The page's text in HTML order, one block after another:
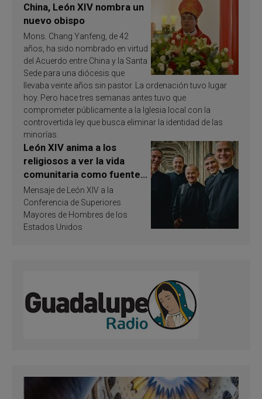
China, León XIV nombra un
nuevo obispo
Mons. Chang Yanfeng, de 42
años, ha sido nombrado en virtud
del Acuerdo entre China y la Santa
Sede para una diócesis que
llevaba veinte años sin pastor. La ordenación tuvo lugar
hoy. Pero hace tres semanas antes tuvo que
comprometer públicamente a la Iglesia local con la
controvertida ley que busca eliminar la identidad de las
minorías.
León XIV anima a los
religiosos a ver la vida
comunitaria como fuente
de inspiración y
santificación
Mensaje de León XIV a la
Conferencia de Superiores
Mayores de Hombres de los
Estados Unidos